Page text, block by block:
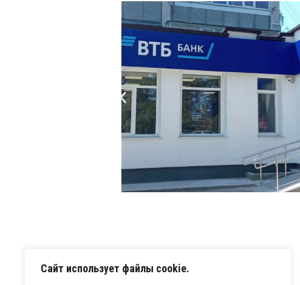
Сайт использует файлы cookie.